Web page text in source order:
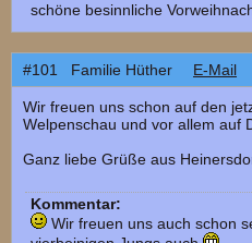
schöne besinnliche
#101 Familie Hüther E-Mail
Wir freuen uns schon auf den
Welpenschau und vor allem auf
Ganz liebe Grüße aus
Kommentar:
Wir freuen uns auch schon